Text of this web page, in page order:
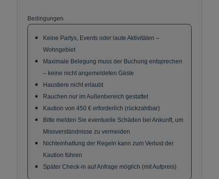
Bedingungen
Keine Partys, Events oder laute Aktivitäten –
Wohngebiet
Maximale Belegung muss der Buchung entsprechen
– keine nicht angemeldeten Gäste
Haustiere nicht erlaubt
Rauchen nur im Außenbereich gestattet
Kaution von 450 € erforderlich (rückzahlbar)
Bitte melden Sie eventuelle Schäden bei Ankunft, um
Missverständnisse zu vermeiden
Nichteinhaltung der Regeln kann zum Verlust der
Kaution führen
Später Check-in auf Anfrage möglich (mit Aufpreis)